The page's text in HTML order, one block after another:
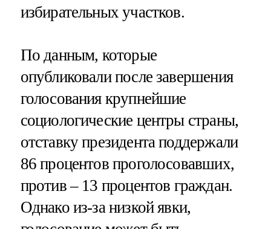
избирательных участков.
По данным, которые
опубликовали после завершения
голосования крупнейшие
социологические центры страны,
отставку президента поддержали
86 процентов проголосовавших,
против – 13 процентов граждан.
Однако из-за низкой явки,